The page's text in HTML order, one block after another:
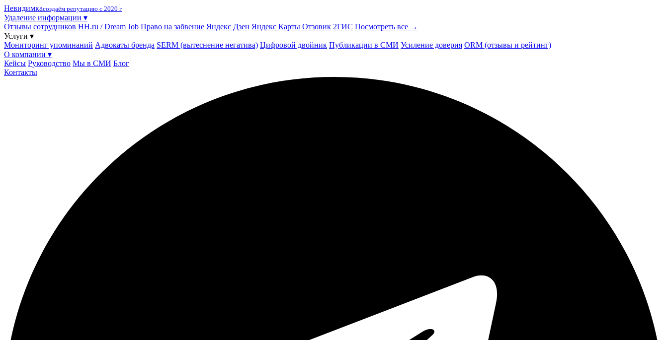
Невидимкасоздаём репутацию с 2020 г
Удаление информации ▾
Отзывы сотрудников HH.ru / Dream Job Право на забвение Яндекс Дзен Яндекс Карты Отзовик 2ГИС Посмотреть все →
Услуги ▾
Мониторинг упоминаний Адвокаты бренда SERM (вытеснение негатива) Цифровой двойник Публикации в СМИ Усиление доверия ORM (отзывы и рейтинг)
О компании ▾
Кейсы Руководство Мы в СМИ Блог
Контакты